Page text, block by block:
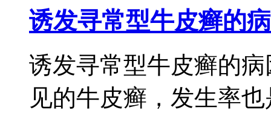
诱发寻常型牛皮癣的病
诱发寻常型牛皮癣的
见的牛皮癣，发生率